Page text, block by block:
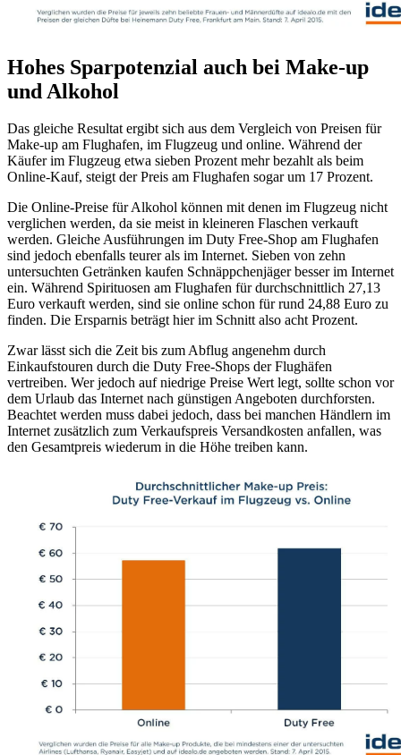
Hohes Sparpotenzial auch bei Make-up
und Alkohol
Das gleiche Resultat ergibt sich aus dem Vergleich von Preisen für
Make-up am Flughafen, im Flugzeug und online. Während der
Käufer im Flugzeug etwa sieben Prozent mehr bezahlt als beim
Online-Kauf, steigt der Preis am Flughafen sogar um 17 Prozent.
Die Online-Preise für Alkohol können mit denen im Flugzeug nicht
verglichen werden, da sie meist in kleineren Flaschen verkauft
werden. Gleiche Ausführungen im Duty Free-Shop am Flughafen
sind jedoch ebenfalls teurer als im Internet. Sieben von zehn
untersuchten Getränken kaufen Schnäppchenjäger besser im Internet
ein. Während Spirituosen am Flughafen für durchschnittlich 27,13
Euro verkauft werden, sind sie online schon für rund 24,88 Euro zu
finden. Die Ersparnis beträgt hier im Schnitt also acht Prozent.
Zwar lässt sich die Zeit bis zum Abflug angenehm durch
Einkaufstouren durch die Duty Free-Shops der Flughäfen
vertreiben. Wer jedoch auf niedrige Preise Wert legt, sollte schon vor
dem Urlaub das Internet nach günstigen Angeboten durchforsten.
Beachtet werden muss dabei jedoch, dass bei manchen Händlern im
Internet zusätzlich zum Verkaufspreis Versandkosten anfallen, was
den Gesamtpreis wiederum in die Höhe treiben kann.